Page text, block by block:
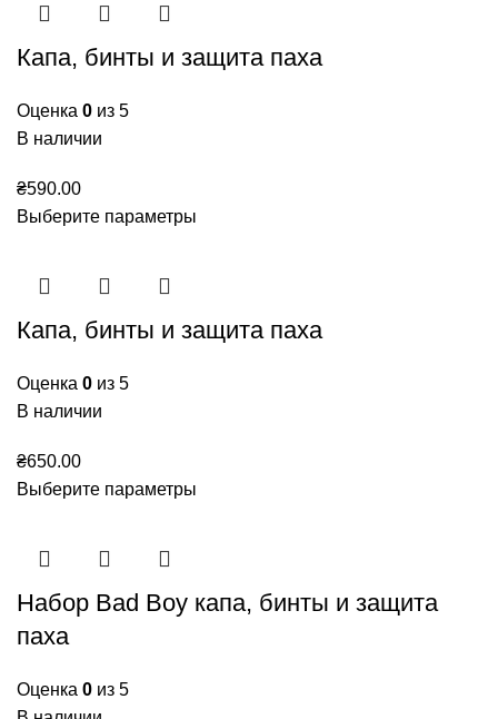
Капа, бинты и защита паха
Оценка 0 из 5
В наличии
₴590.00
Выберите параметры
Капа, бинты и защита паха
Оценка 0 из 5
В наличии
₴650.00
Выберите параметры
Набор Bad Boy капа, бинты и защита
паха
Оценка 0 из 5